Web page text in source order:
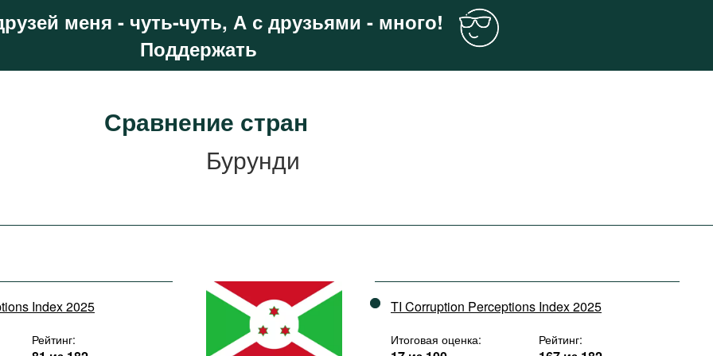
меня - чуть-чуть, А с друзьями - много!
Поддержать
Сравнение стран
Бурунди
Index 2025
Рейтинг:
TI Corruption Perceptions Index 2025
Итоговая оценка: Рейтинг: